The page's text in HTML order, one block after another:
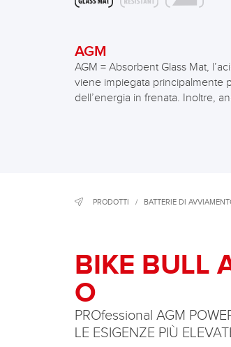
AGM
AGM = Absorbent Glass Mat,
viene impiegata principalmente
dell’energia in frenata. Inoltre,
PRODOTTI / BATTERIE DI
BIKE BULL
O
PROfessional AGM
LE ESIGENZE PIÙ